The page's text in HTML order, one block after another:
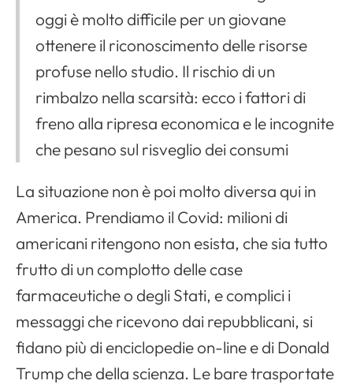
oggi è molto difficile per un giovane
ottenere il riconoscimento delle risorse
profuse nello studio. Il rischio di un
rimbalzo nella scarsità: ecco i fattori di
freno alla ripresa economica e le incognite
che pesano sul risveglio dei consumi
La situazione non è poi molto diversa qui in
America. Prendiamo il Covid: milioni di
americani ritengono non esista, che sia tutto
frutto di un complotto delle case
farmaceutiche o degli Stati, e complici i
messaggi che ricevono dai repubblicani, si
fidano più di enciclopedie on-line e di Donald
Trump che della scienza. Le bare trasportate